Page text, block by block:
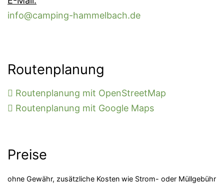
info@camping-hammelbach.de
Routenplanung
Routenplanung mit OpenStreetMap
Routenplanung mit Google Maps
Preise
ohne Gewähr, zusätzliche Kosten wie Strom- oder Müllgebühr